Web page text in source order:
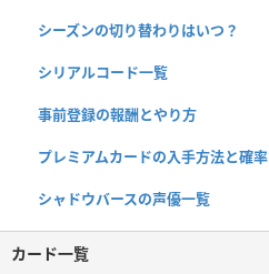
シーズンの切り替わりはいつ？
シリアルコード一覧
事前登録の報酬とやり方
プレミアムカードの入手方法と確率
シャドウバースの声優一覧
カード一覧